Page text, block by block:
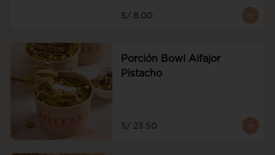
S/ 8.00
Porción Bowl Alfajor
Pistacho
S/ 23.50